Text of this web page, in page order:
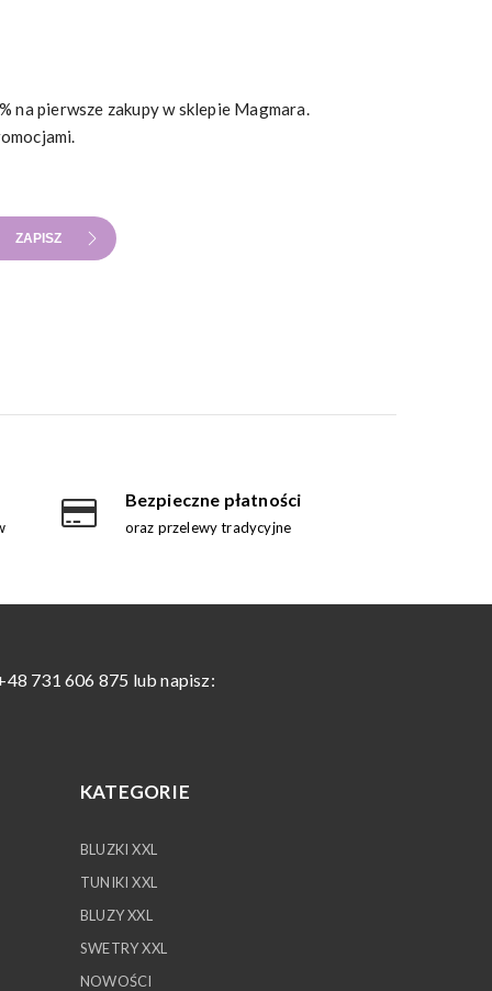
na pierwsze zakupy w sklepie Magmara.
ZAPISZ
Bezpieczne płatności
oraz przelewy tradycyjne
731 606 875 lub napisz:
KATEGORIE
BLUZKI XXL
TUNIKI XXL
BLUZY XXL
SWETRY XXL
NOWOŚCI